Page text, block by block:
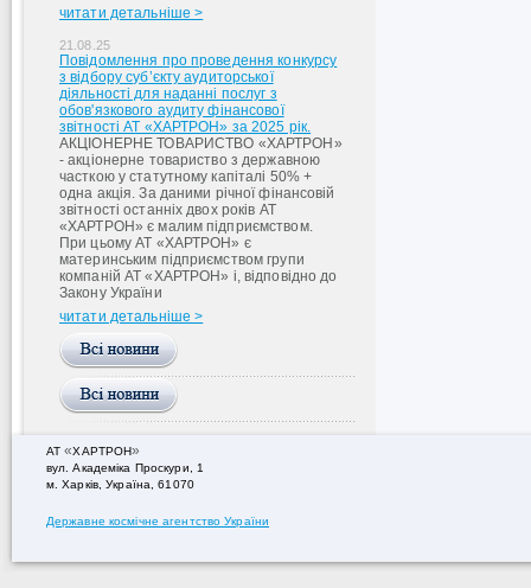
читати детальніше >
21.08.25
Повідомлення про проведення конкурсу
з відбору суб’єкту аудиторської
діяльності для наданні послуг з
обов'язкового аудиту фінансової
звітності АТ «ХАРТРОН» за 2025 рік.
АКЦІОНЕРНЕ ТОВАРИСТВО «ХАРТРОН»
- акціонерне товариство з державною
часткою у статутному капіталі 50% +
одна акція. За даними річної фінансовій
звітності останніх двох років АТ
«ХАРТРОН» є малим підприємством.
При цьому АТ «ХАРТРОН» є
материнським підприємством групи
компаній АТ «ХАРТРОН» і, відповідно до
Закону України
читати детальніше >
АТ«ХАРТРОН»
вул. Академiка Проскури, 1
м. Харків, Україна, 61070
Державне космічне агентство України